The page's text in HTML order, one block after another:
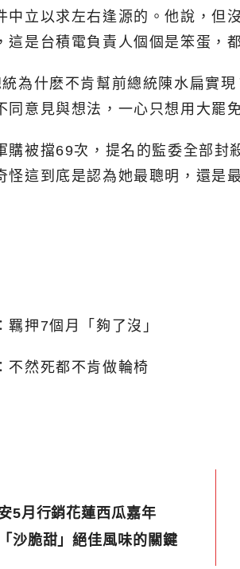
中立以求左右逢源的。他說，
是台積電負責人個個是笨蛋，
為什麽不肯幫前總統陳水扁實
意見與想法，一心只想用大罷
被擋69次，提名的監委全部
這到底是認為她最聰明，還
押7個月「夠了沒」
然死都不肯做輪椅
5月行銷花蓮西瓜嘉年
沙脆甜」絕佳風味的關鍵